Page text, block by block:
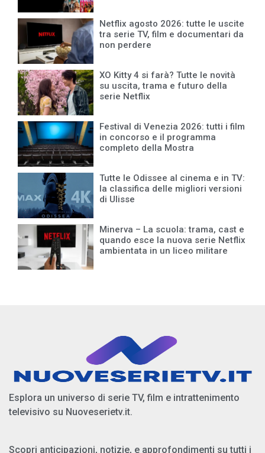
Netflix agosto 2026: tutte le uscite
tra serie TV, film e documentari da
non perdere
XO Kitty 4 si farà? Tutte le novità
su uscita, trama e futuro della
serie Netflix
Festival di Venezia 2026: tutti i film
in concorso e il programma
completo della Mostra
Tutte le Odissee al cinema e in TV:
la classifica delle migliori versioni
di Ulisse
Minerva – La scuola: trama, cast e
quando esce la nuova serie Netflix
ambientata in un liceo militare
Esplora un universo di serie TV, film e intrattenimento
televisivo su Nuoveserietv.it.
Scopri anticipazioni, notizie, e approfondimenti su tutti i